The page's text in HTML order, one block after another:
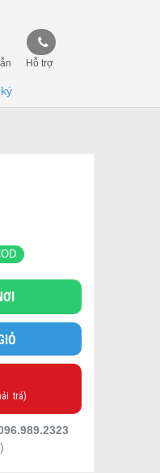
Hỗ trợ
trả)